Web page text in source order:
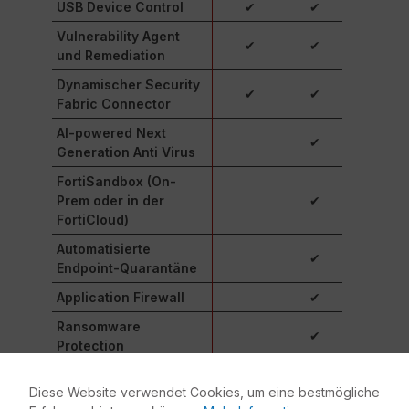
USB Device Control ✔
✔
Vulnerability Agent
und Remediation
✔ ✔
Dynamischer Security
Fabric Connector
✔ ✔
AI-powered Next
Generation Anti Virus
✔
FortiSandbox (On-
Prem oder in der
FortiCloud)
✔
Automatisierte
Endpoint-Quarantäne
✔
Application Firewall
✔
Ransomware
Protection
✔
Diese Website verwendet Cookies, um eine bestmögliche